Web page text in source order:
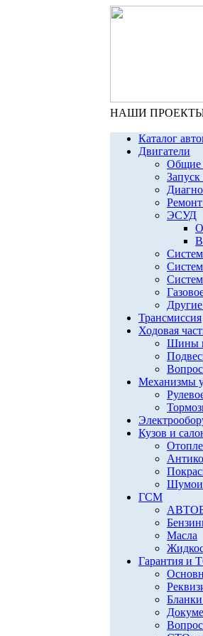
НАШИ
Каталог
Двигатели
Общие
Запуск
Ремонт
ЭСУД
Трансмиссия
Ходовая
Шины
Механизмы
Кузов и
ГСМ
Масла
Гарантия и